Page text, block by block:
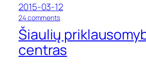
u
s
o
m
y
b
2015-03-12
24 commentso
Š
i
a
Šiaulių
centras